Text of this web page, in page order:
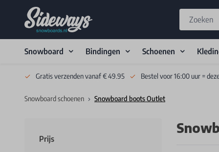
Snowboard Bindingen Schoenen
Gratis verzenden vanaf € 49.95 Bestel voor 16:00 uur =
Snowboard schoenen Snowboard boots Outlet
Prijs